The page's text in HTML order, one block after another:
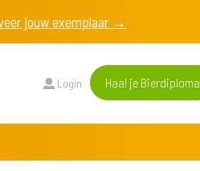
jouw exemplaar →
Login Haal je Bierdiploma